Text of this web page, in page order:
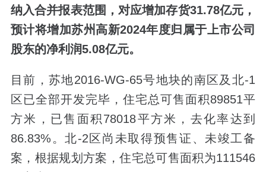
纳入合并报表范围，对应增加存货31.78亿元，
预计将增加苏州高新2024年度归属于上市公司
股东的净利润5.08亿元。
目前，苏地2016-WG-65号地块的南区及北-1
区已全部开发完毕，住宅总可售面积89851平
方米，已售面积78018平方米，去化率达到
86.83%。北-2区尚未取得预售证、未竣工备
案，根据规划方案，住宅总可售面积为111546